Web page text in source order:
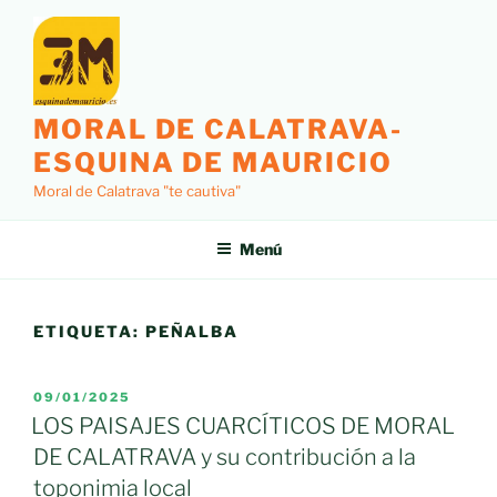
contenido
MORAL DE CALATRAVA-
ESQUINA DE MAURICIO
Moral de Calatrava "te cautiva"
Menú
ETIQUETA: PEÑALBA
PUBLICADO
EL
09/01/2025
LOS PAISAJES CUARCÍTICOS DE MORAL
DE CALATRAVA y su contribución a la
toponimia local